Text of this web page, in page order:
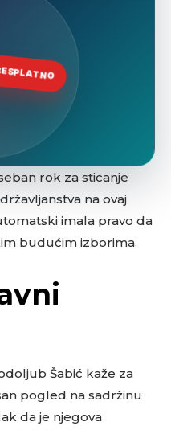
rok za sticanje
na ovaj
imala pravo da
budućim izborima.
Šabić kaže za
pogled na sadržinu
da je njegova